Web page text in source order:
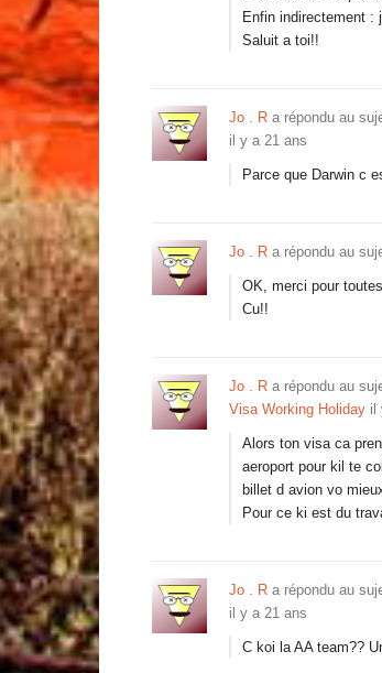
Enfin indirectement :
Saluit a toi!!
Jo . R a répondu au
il y a 21 ans
Parce que Darwin c
Jo . R a répondu au
OK, merci pour
Cu!!
Jo . R a répondu au
Visa Working Holiday il
Alors ton visa ca
aeroport pour kil te
billet d avion vo
Pour ce ki est du
Jo . R a répondu au
il y a 21 ans
C koi la AA team??